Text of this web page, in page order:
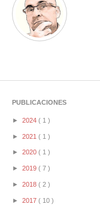
PUBLICACIONES
► 2024 ( 1 )
► 2021 ( 1 )
► 2020 ( 1 )
► 2019 ( 7 )
► 2018 ( 2 )
► 2017 ( 10 )